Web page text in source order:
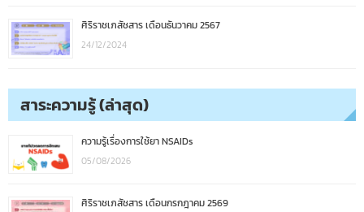
ศิริราชเภสัชสาร เดือนธันวาคม 2567
24/12/2024
สาระความรู้ (ล่าสุด)
ความรู้เรื่องการใช้ยา NSAIDs
05/08/2026
ศิริราชเภสัชสาร เดือนกรกฎาคม 2569